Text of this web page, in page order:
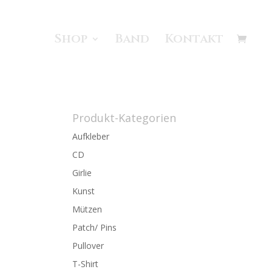
Shop Band Kontakt
Produkt-Kategorien
Aufkleber
CD
Girlie
Kunst
Mützen
Patch/ Pins
Pullover
T-Shirt